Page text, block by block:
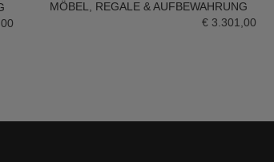
MÖBEL
REGALE & AUFBEWAHRUNG
€3.301,00